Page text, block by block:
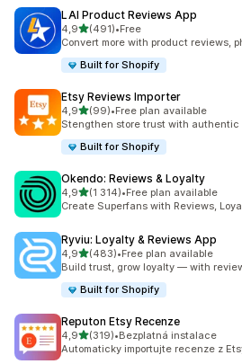
LAI Product Reviews App
4,9z 5 hvězd
(491)
Celkový počet recenzí: 491
•Free
Convert more with product reviews,
Built for Shopify
Etsy Reviews Importer
4,9z 5 hvězd
(99)
Celkový počet recenzí: 99
•Free plan available
Stengthen store trust with authentic
Built for Shopify
Okendo: Reviews & Loyalty
4,9z 5 hvězd
(1 314)
Celkový počet recenzí: 1314
•Free plan available
Create Superfans with Reviews,
Ryviu: Loyalty & Reviews App
4,9z 5 hvězd
(483)
Celkový počet recenzí: 483
•Free plan available
Build trust, grow loyalty — with
Built for Shopify
Reputon Etsy Recenze
4,9z 5 hvězd
(319)
Celkový počet recenzí: 319
•Bezplatná instalace
Automaticky importujte recenze z